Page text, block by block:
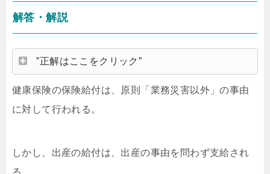
解答・解説
”正解はここをクリック”
健康保険の保険給付は、原則「業務災害以外」の事由
に対して行われる。
しかし、出産の給付は、出産の事由を問わず支給され
る。